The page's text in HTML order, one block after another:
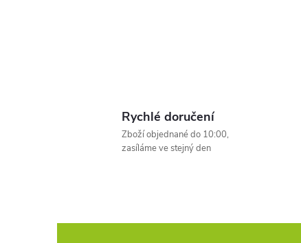
Rychlé doručení
Zboží objednané do 10:00,
zasíláme ve stejný den